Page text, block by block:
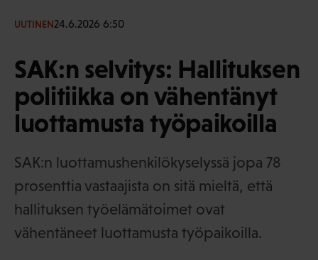
UUTINEN24.6.2026 6:50
SAK:n selvitys: Hallituksen
politiikka on vähentänyt
luottamusta työpaikoilla
SAK:n luottamushenkilökyselyssä jopa 78
prosenttia vastaajista on sitä mieltä, että
hallituksen työelämätoimet ovat
vähentäneet luottamusta työpaikoilla.